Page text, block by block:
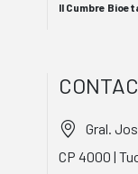
II Cumbre
Gral.
CP 4000 |